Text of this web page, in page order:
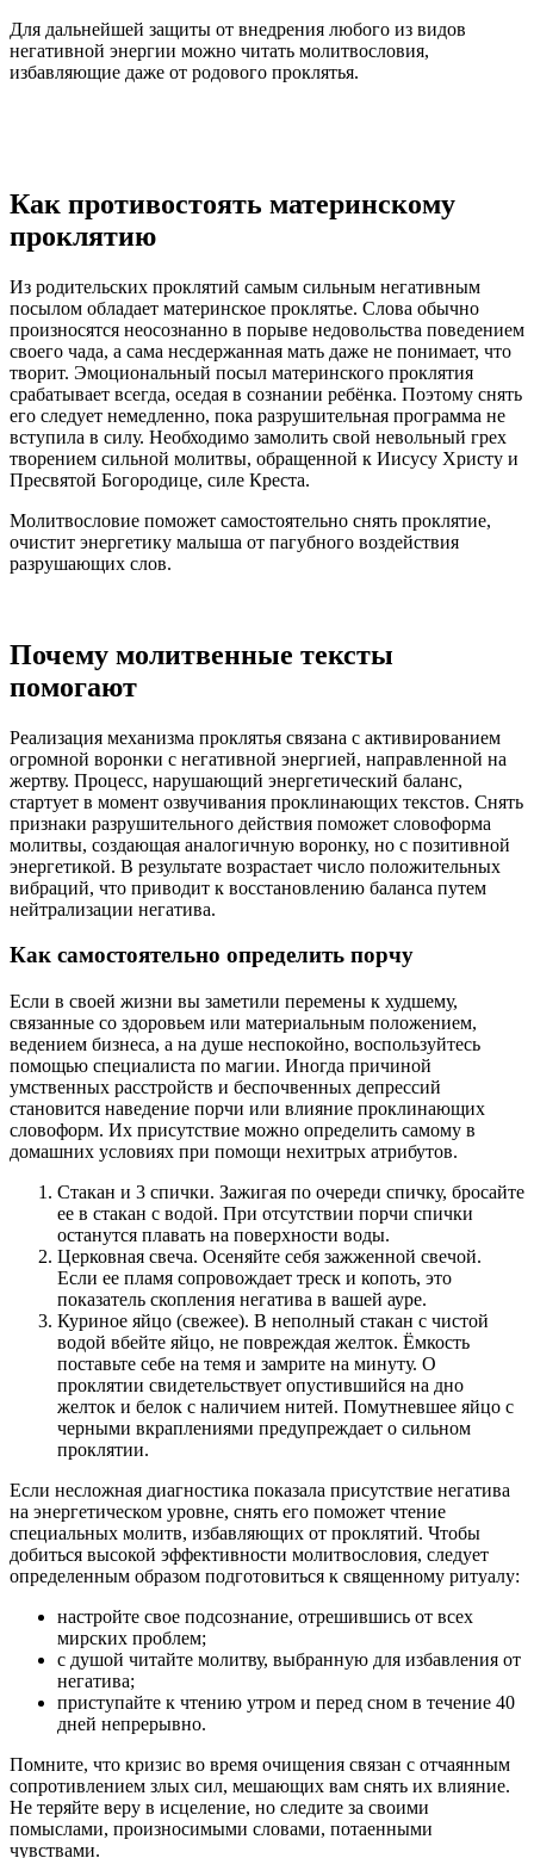
Для дальнейшей защиты от внедрения любого из видов
негативной энергии можно читать молитвословия,
избавляющие даже от родового проклятья.
Как противостоять материнскому
проклятию
Из родительских проклятий самым сильным негативным
посылом обладает материнское проклятье. Слова обычно
произносятся неосознанно в порыве недовольства поведением
своего чада, а сама несдержанная мать даже не понимает, что
творит. Эмоциональный посыл материнского проклятия
срабатывает всегда, оседая в сознании ребёнка. Поэтому снять
его следует немедленно, пока разрушительная программа не
вступила в силу. Необходимо замолить свой невольный грех
творением сильной молитвы, обращенной к Иисусу Христу и
Пресвятой Богородице, силе Креста.
Молитвословие поможет самостоятельно снять проклятие,
очистит энергетику малыша от пагубного воздействия
разрушающих слов.
Почему молитвенные тексты
помогают
Реализация механизма проклятья связана с активированием
огромной воронки с негативной энергией, направленной на
жертву. Процесс, нарушающий энергетический баланс,
стартует в момент озвучивания проклинающих текстов. Снять
признаки разрушительного действия поможет словоформа
молитвы, создающая аналогичную воронку, но с позитивной
энергетикой. В результате возрастает число положительных
вибраций, что приводит к восстановлению баланса путем
нейтрализации негатива.
Как самостоятельно определить порчу
Если в своей жизни вы заметили перемены к худшему,
связанные со здоровьем или материальным положением,
ведением бизнеса, а на душе неспокойно, воспользуйтесь
помощью специалиста по магии. Иногда причиной
умственных расстройств и беспочвенных депрессий
становится наведение порчи или влияние проклинающих
словоформ. Их присутствие можно определить самому в
домашних условиях при помощи нехитрых атрибутов.
Стакан и 3 спички. Зажигая по очереди спичку, бросайте
ее в стакан с водой. При отсутствии порчи спички
останутся плавать на поверхности воды.
Церковная свеча. Осеняйте себя зажженной свечой.
Если ее пламя сопровождает треск и копоть, это
показатель скопления негатива в вашей ауре.
Куриное яйцо (свежее). В неполный стакан с чистой
водой вбейте яйцо, не повреждая желток. Ёмкость
поставьте себе на темя и замрите на минуту. О
проклятии свидетельствует опустившийся на дно
желток и белок с наличием нитей. Помутневшее яйцо с
черными вкраплениями предупреждает о сильном
проклятии.
Если несложная диагностика показала присутствие негатива
на энергетическом уровне, снять его поможет чтение
специальных молитв, избавляющих от проклятий. Чтобы
добиться высокой эффективности молитвословия, следует
определенным образом подготовиться к священному ритуалу:
настройте свое подсознание, отрешившись от всех
мирских проблем;
с душой читайте молитву, выбранную для избавления от
негатива;
приступайте к чтению утром и перед сном в течение 40
дней непрерывно.
Помните, что кризис во время очищения связан с отчаянным
сопротивлением злых сил, мешающих вам снять их влияние.
Не теряйте веру в исцеление, но следите за своими
помыслами, произносимыми словами, потаенными
чувствами.